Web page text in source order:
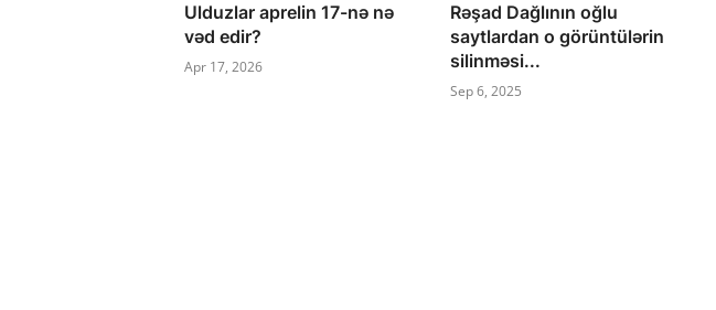
Ulduzlar aprelin 17-nə nə
vəd edir?
Apr 17, 2026
Rəşad Dağlının oğlu
saytlardan o görüntülərin
silinməsi...
Sep 6, 2025